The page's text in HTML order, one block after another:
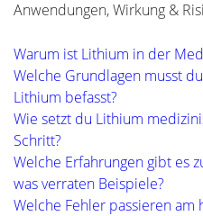
Warum ist Lithium in der
Welche Grundlagen musst
Lithium befasst?
Wie setzt du Lithium
Schritt?
Welche Erfahrungen gibt es
was verraten Beispiele?
Welche Fehler passieren